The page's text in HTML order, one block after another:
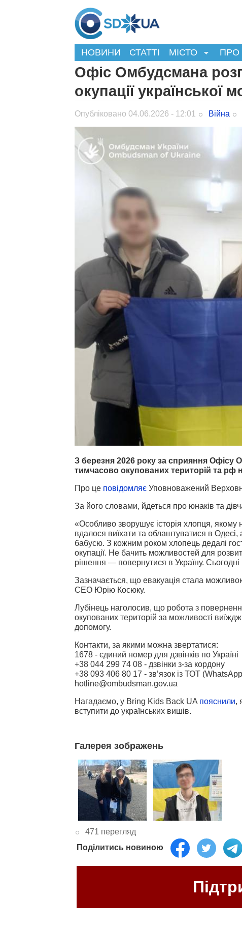
НОВИНИ СТАТТІ МІСТО ПРО
Офіс Омбудсмана
окупації української
Опубліковано 04.06.2026 - 12:01 Війна
З березня 2026 року за сприяння Офісу
тимчасово окупованих територій та рф
Про це повідомляє Уповноважений
За його словами, йдеться про юнаків та
«Особливо зворушує історія хлопця, якому
вдалося виїхати та облаштуватися в
бабусю. З кожним роком хлопець дедалі
окупації. Не бачить можливостей для
рішення — повернутися в Україну.
Зазначається, що евакуація стала
СЕО Юрію Косюку.
Лубінець наголосив, що робота з
окупованих територій за можливості
допомогу.
Контакти, за якими можна звертатися:
1678 - єдиний номер для дзвінків по Україні
+38 044 299 74 08 - дзвінки з-за кордону
+38 093 406 80 17 - зв’язок із ТОТ
hotline@ombudsman.gov.ua
Нагадаємо, у Bring Kids Back UA пояснили,
вступити до українських вишів.
Галерея зображень
471 перегляд
Поділитись новиною